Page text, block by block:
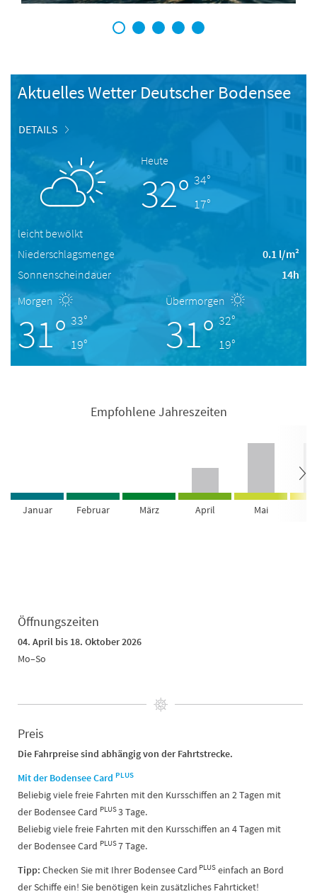
1 2 3 4 5
Aktuelles Wetter Deutscher Bodensee
DETAILS
Heute
32° 34°
17°
leicht bewölkt
Niederschlagsmenge
0.1 l/m²
Sonnenscheindauer
14h
Morgen
31° 33°
19°
Übermorgen
31° 32°
19°
Empfohlene Jahreszeiten
Januar Februar März April Mai
Öffnungszeiten
04. April bis 18. Oktober 2026
Mo–So
Preis
Die Fahrpreise sind abhängig von der Fahrtstrecke.
Mit der Bodensee Card PLUS
Beliebig viele freie Fahrten mit den Kursschiffen an 2 Tagen mit
der Bodensee Card PLUS3 Tage.
Beliebig viele freie Fahrten mit den Kursschiffen an 4 Tagen mit
der Bodensee Card PLUS7 Tage.
Tipp: Checken Sie mit Ihrer Bodensee Card PLUS einfach an Bord
der Schiffe ein! Sie benötigen kein zusätzliches Fahrticket!